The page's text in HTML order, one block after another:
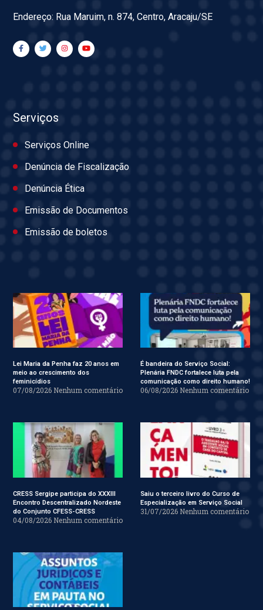
Endereço: Rua Maruim, n. 874, Centro, Aracaju/SE
Serviços
Serviços Online
Denúncia de Fiscalização
Denúncia Ética
Emissão de Documentos
Emissão de boletos
Lei Maria da Penha faz 20 anos em
meio ao crescimento dos
feminicídios
07/08/2026 Nenhum comentário
É bandeira do Serviço Social:
Plenária FNDC fortalece luta pela
comunicação como direito humano!
06/08/2026 Nenhum comentário
CRESS Sergipe participa do XXXIII
Encontro Descentralizado Nordeste
do Conjunto CFESS-CRESS
04/08/2026 Nenhum comentário
Saiu o terceiro livro do Curso de
Especialização em Serviço Social
31/07/2026 Nenhum comentário